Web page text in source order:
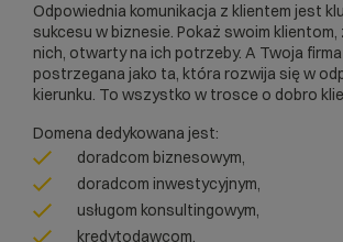
Odpowiednia komunikacja z klientem jest
sukcesu w biznesie. Pokaż swoim
nich, otwarty na ich potrzeby. A Twoja
postrzegana jako ta, która rozwija się w
kierunku. To wszystko w trosce o dobro
Domena dedykowana jest:
doradcom biznesowym,
doradcom inwestycyjnym,
usługom konsultingowym,
kredytodawcom,